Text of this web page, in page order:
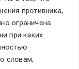
противника,
ограничена.
при каких
словам,